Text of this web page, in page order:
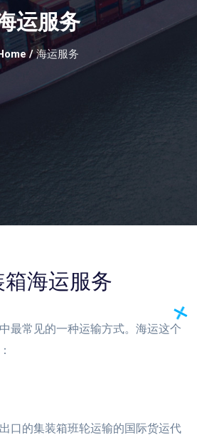
运服务
/海运服务
海运服务
最常见的一种运输方式。海运这个
口的集装箱班轮运输的国际货运代